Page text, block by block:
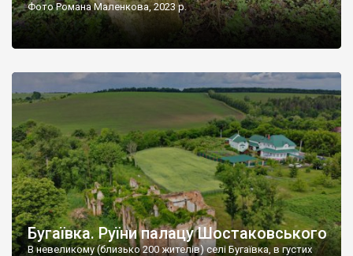
Фото Романа Маленкова, 2023 р.
Бугаївка. Руїни палацу Шостаковського
В невеликому (близько 200 жителів) селі Бугаївка, в густих